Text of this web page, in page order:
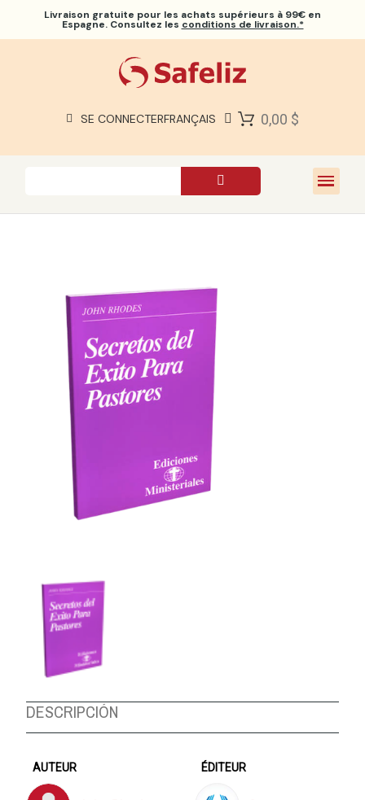
Livraison gratuite pour les achats supérieurs à 99€ en
Espagne. Consultez les conditions de livraison.*
SE CONNECTERFRANÇAIS 0,00 $
À PROPOS DE NOUS
DESCRIPCIÓN
AUTEUR ÉDITEUR